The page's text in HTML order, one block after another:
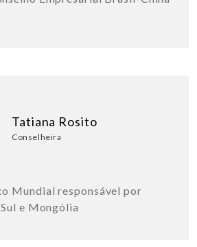
Tatiana Rosito
Conselheira
Mundial responsável por
e Mongólia